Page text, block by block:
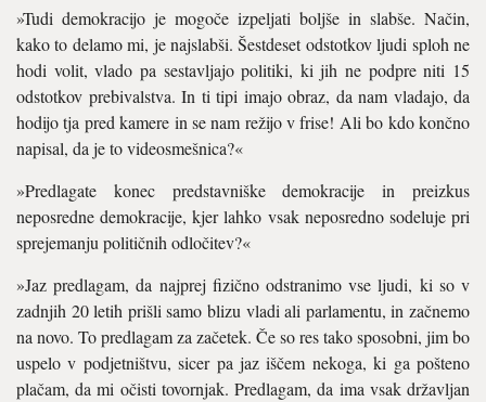
»Tudi demokracijo je mogoče izpeljati boljše in slabše. Način,
kako to delamo mi, je najslabši. Šestdeset odstotkov ljudi sploh ne
hodi volit, vlado pa sestavljajo politiki, ki jih ne podpre niti 15
odstotkov prebivalstva. In ti tipi imajo obraz, da nam vladajo, da
hodijo tja pred kamere in se nam režijo v frise! Ali bo kdo končno
napisal, da je to videosmešnica?«
»Predlagate konec predstavniške demokracije in preizkus
neposredne demokracije, kjer lahko vsak neposredno sodeluje pri
sprejemanju političnih odločitev?«
»Jaz predlagam, da najprej fizično odstranimo vse ljudi, ki so v
zadnjih 20 letih prišli samo blizu vladi ali parlamentu, in začnemo
na novo. To predlagam za začetek. Če so res tako sposobni, jim bo
uspelo v podjetništvu, sicer pa jaz iščem nekoga, ki ga pošteno
plačam, da mi očisti tovornjak. Predlagam, da ima vsak državljan